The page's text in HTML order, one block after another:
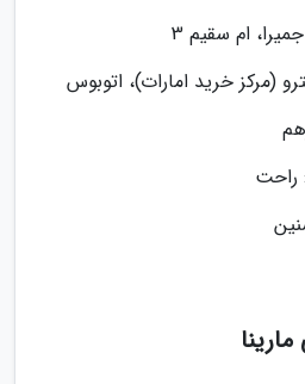
ام سقیم 3
(مرکز خرید امارات)، اتوبوس
راحت